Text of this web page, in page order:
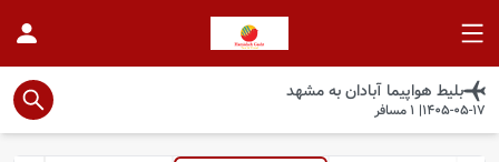
بلیط هواپیما آبادانبهمشهد
1405-05-17
|
1مسافر